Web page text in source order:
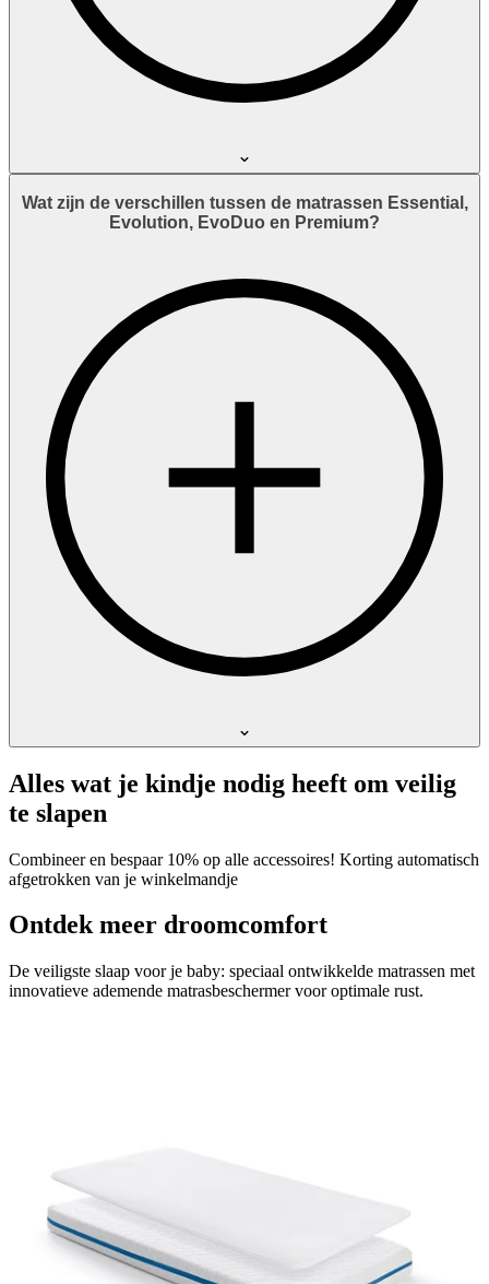
Wat zijn de verschillen tussen de matrassen Essential,
Evolution, EvoDuo en Premium?
Alles wat je kindje nodig heeft om veilig
te slapen
Combineer en bespaar 10% op alle accessoires! Korting automatisch
afgetrokken van je winkelmandje
Ontdek meer droomcomfort
De veiligste slaap voor je baby: speciaal ontwikkelde matrassen met
innovatieve ademende matrasbeschermer voor optimale rust.